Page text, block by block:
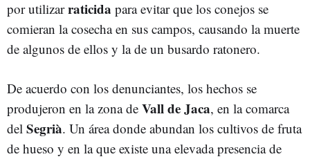
por utilizarraticida para evitar que los conejos se
comieran la cosecha en sus campos, causando la muerte
de algunos de ellos y la de un busardo ratonero.
De acuerdo con los denunciantes, los hechos se
produjeron en la zona de Vall de Jaca, en la comarca
del Segrià. Un área donde abundan los cultivos de fruta
de hueso y en la que existe una elevada presencia de